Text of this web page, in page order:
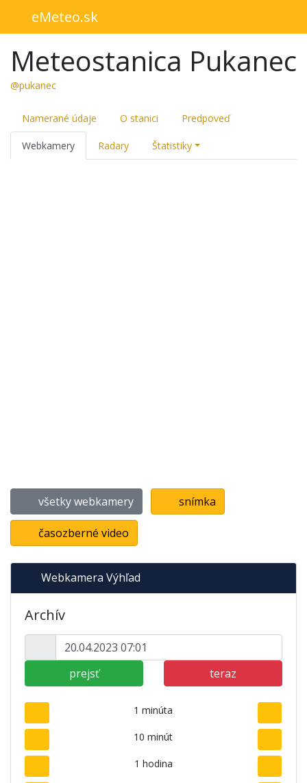
eMeteo.sk
Meteostanica Pukanec
@pukanec
Namerané údaje O stanici Predpoveď
Webkamery Radary Štatistiky
všetky webkamery snímka
časozberné video
Webkamera Výhľad
Archív
prejsť teraz
1 minúta
10 minút
1 hodina